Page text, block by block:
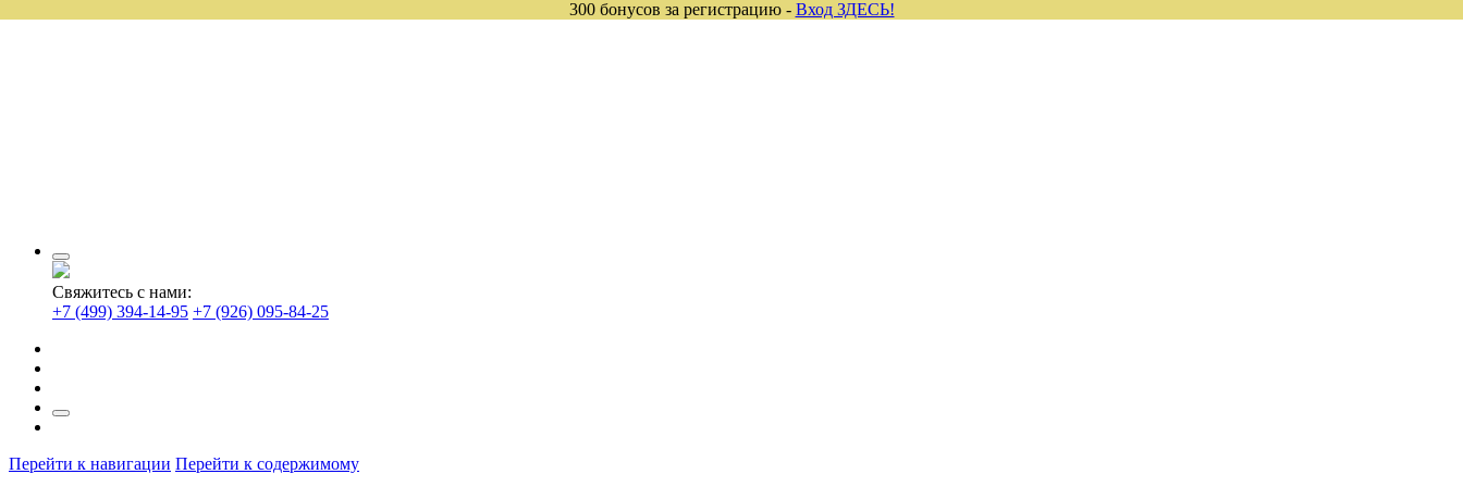
Свяжитесь с нами:
+7 (499) 394-14-95 +7 (926) 095-84-25
Перейти к навигации Перейти к содержимому
300 бонусов за регистрацию - Вход ЗДЕСЬ!